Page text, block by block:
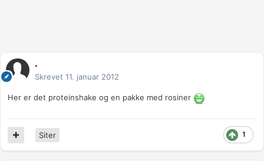
.
Skrevet 11. januar 2012
Her er det proteinshake og en pakke med rosiner
1
Siter